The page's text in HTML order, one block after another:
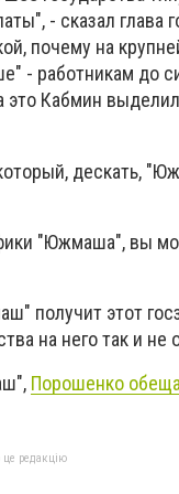
- сказал глава
почему на
- работникам до
это Кабмин
дескать,
"Южмаша", вы
получит этот
на него так и не
Порошенко
це редакцію